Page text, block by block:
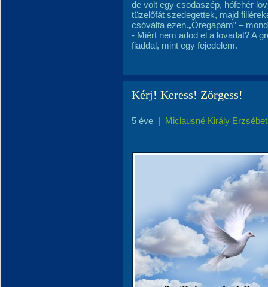
de volt egy csodaszép, hófehér
tüzelőfát szedegettek, majd
csóválta ezen.„Öregapám” –
- Miért nem adod el a lovadat? A
fiaddal, mint egy fejedelem.
Kérj! Keress! Zörgess!
5 éve | Miclausné Király Erzsébet